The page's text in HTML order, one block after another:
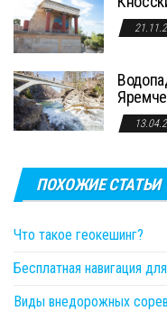
Яремче
ПОХОЖИЕ СТАТЬИ
Что такое геокешинг?
Бесплатная навигация
Виды внедорожных